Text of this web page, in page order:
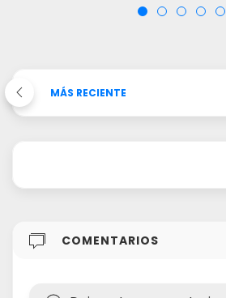
MÁS RECIENTE
COMENTARIOS